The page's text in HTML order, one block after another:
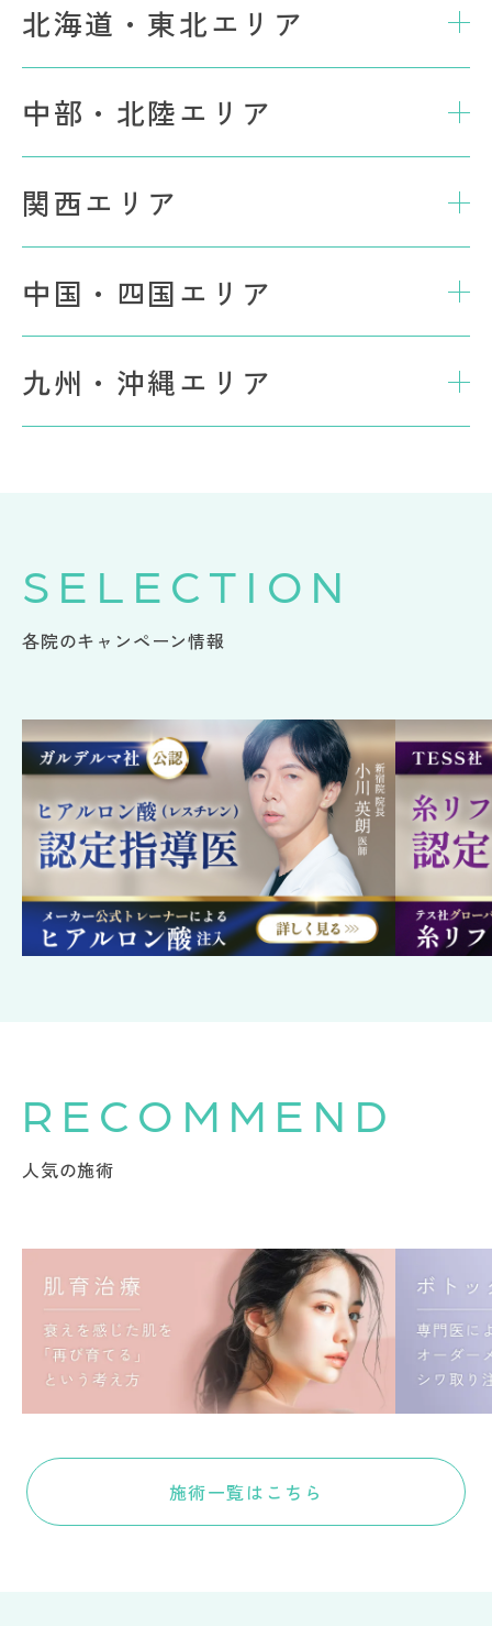
北海道・東北エリア
中部・北陸エリア
関西エリア
中国・四国エリア
九州・沖縄エリア
SELECTION
各院のキャンペーン情報
RECOMMEND
人気の施術
施術一覧はこちら